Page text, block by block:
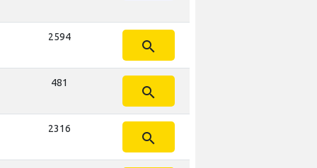
2594
search
481
search
2316
search